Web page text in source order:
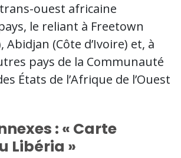
ouest africaine
le reliant à Freetown
Abidjan (Côte d’Ivoire) et, à
pays de la Communauté
États de l’Afrique de l’Ouest
: « Carte
Libéria »